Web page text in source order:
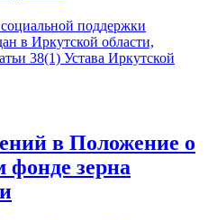
поддержки
в Иркутской области,
38(1) Устава Иркутской
в Положение о
фонде зерна